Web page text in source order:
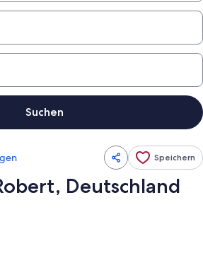
Suchen
Speichern
Deutschland